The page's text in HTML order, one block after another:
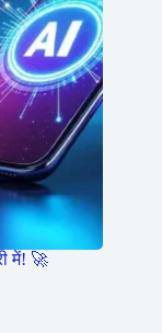
में! 🚀